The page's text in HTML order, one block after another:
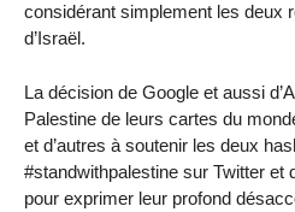
considérant simplement les deux
d’Israël.
La décision de Google et aussi
Palestine de leurs cartes du
et d’autres à soutenir les deux
#standwithpalestine sur Twitter et
pour exprimer leur profond